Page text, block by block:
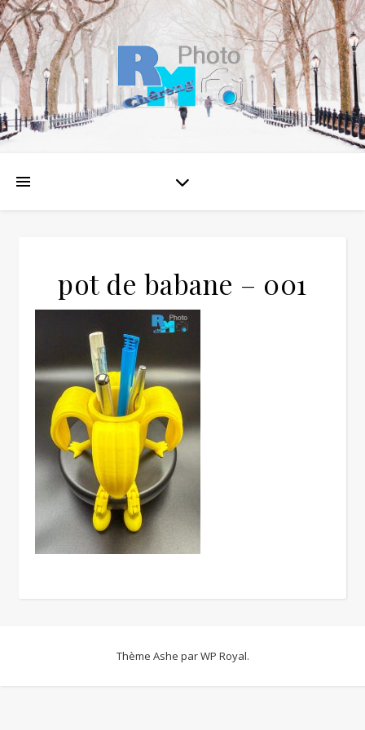
pot de babane – 001
Thème Ashe parWP Royal.